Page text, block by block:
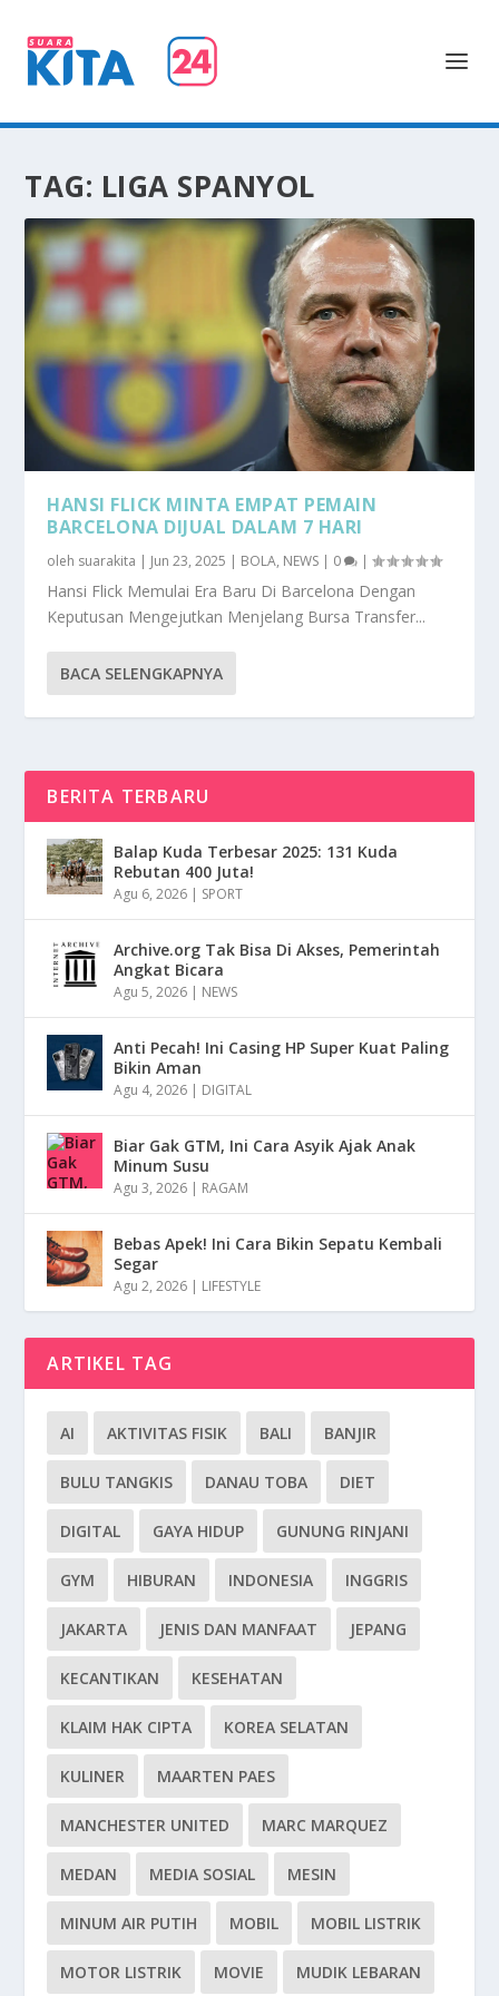
TAG: LIGA SPANYOL
HANSI FLICK MINTA EMPAT PEMAIN
BARCELONA DIJUAL DALAM 7 HARI
oleh suarakita | Jun 23, 2025 | BOLA, NEWS | 0 |
Hansi Flick Memulai Era Baru Di Barcelona Dengan
Keputusan Mengejutkan Menjelang Bursa Transfer...
BACA SELENGKAPNYA
BERITA TERBARU
Balap Kuda Terbesar 2025: 131 Kuda
Rebutan 400 Juta!
Agu 6, 2026 | SPORT
Archive.org Tak Bisa Di Akses, Pemerintah
Angkat Bicara
Agu 5, 2026 | NEWS
Anti Pecah! Ini Casing HP Super Kuat Paling
Bikin Aman
Agu 4, 2026 | DIGITAL
Biar Gak GTM, Ini Cara Asyik Ajak Anak
Minum Susu
Agu 3, 2026 | RAGAM
Bebas Apek! Ini Cara Bikin Sepatu Kembali
Segar
Agu 2, 2026 | LIFESTYLE
ARTIKEL TAG
AI AKTIVITAS FISIK BALI BANJIR
BULU TANGKIS DANAU TOBA DIET
DIGITAL GAYA HIDUP GUNUNG RINJANI
GYM HIBURAN INDONESIA INGGRIS
JAKARTA JENIS DAN MANFAAT JEPANG
KECANTIKAN KESEHATAN
KLAIM HAK CIPTA KOREA SELATAN
KULINER MAARTEN PAES
MANCHESTER UNITED MARC MARQUEZ
MEDAN MEDIA SOSIAL MESIN
MINUM AIR PUTIH MOBIL MOBIL LISTRIK
MOTOR LISTRIK MOVIE MUDIK LEBARAN